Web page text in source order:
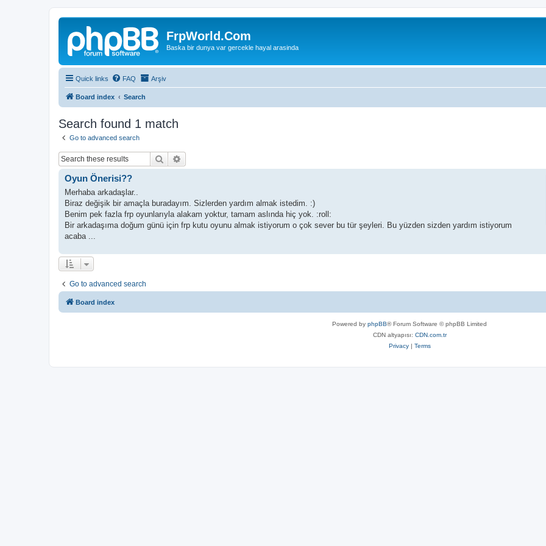
FrpWorld.Com
Baska bir dunya var gercekle hayal arasinda
Quick links FAQ Arşiv
Board index Search
Search found 1 match
Go to advanced search
Search
Oyun Önerisi??
Merhaba arkadaşlar..
Biraz değişik bir amaçla buradayım. Sizlerden yardım almak istedim. :)
Benim pek fazla frp oyunlarıyla alakam yoktur, tamam aslında hiç yok. :roll:
Bir arkadaşıma doğum günü için frp kutu oyunu almak istiyorum o çok sever bu tür şeyleri. Bu yüzden sizden yardım istiyorum
acaba ...
Go to advanced search
Board index
Powered by phpBB® Forum Software © phpBB Limited
CDN altyapısı: CDN.com.tr
Privacy| Terms